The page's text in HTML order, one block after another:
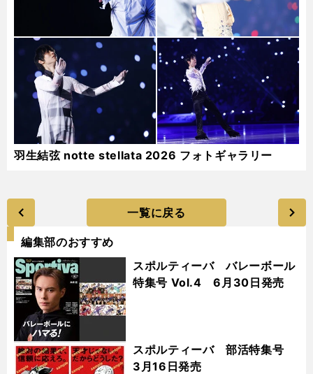
羽生結弦 notte stellata 2026 フォトギャラリー
一覧に戻る
編集部のおすすめ
スポルティーバ バレーボール
特集号 Vol.4 6月30日発売
スポルティーバ 部活特集号
3月16日発売